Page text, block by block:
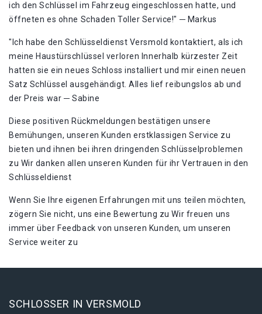
ich den Schlüssel im Fahrzeug eingeschlossen hatte, und
öffneten es ohne Schaden Toller Service!​" ─ Markus
"Ich habe den Schlüsseldienst Versmold kontaktiert, als ich
meine Haustürschlüssel verloren Innerhalb kürzester Zeit
hatten sie ein neues Schloss installiert und mir einen neuen
Satz Schlüssel ausgehändigt. Alles lief reibungslos ab und
der Preis war ─ Sabine
Diese positiven Rückmeldungen bestätigen unsere
Bemühungen, unseren Kunden erstklassigen Service zu
bieten und ihnen bei ihren dringenden Schlüsselproblemen
zu Wir danken allen unseren Kunden für ihr Vertrauen in den
Schlüsseldienst
Wenn Sie Ihre eigenen Erfahrungen mit uns teilen möchten,
zögern Sie nicht, uns eine Bewertung zu Wir freuen uns
immer über Feedback von unseren Kunden, um unseren
Service weiter zu
SCHLOSSER IN VERSMOLD